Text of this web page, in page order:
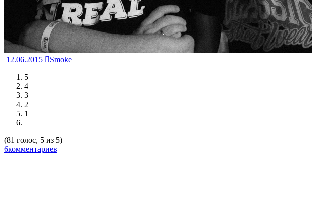
12.06.2015
Smoke
5
4
3
2
1
(81 голос, 5 из 5)
6комментариев